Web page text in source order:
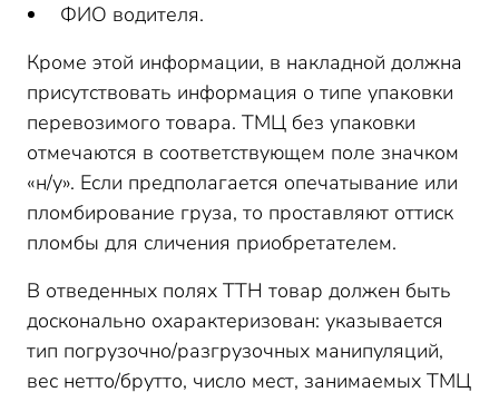
ФИО водителя.
Кроме этой информации, в накладной должна
присутствовать информация о типе упаковки
перевозимого товара. ТМЦ без упаковки
отмечаются в соответствующем поле значком
«н/у». Если предполагается опечатывание или
пломбирование груза, то проставляют оттиск
пломбы для сличения приобретателем.
В отведенных полях ТТН товар должен быть
досконально охарактеризован: указывается
тип погрузочно/разгрузочных манипуляций,
вес нетто/брутто, число мест, занимаемых ТМЦ